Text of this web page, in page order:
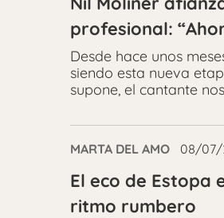
profesional:
Desde hace unos
siendo esta nueva
supone, el cantante
MARTA DEL AMO 08/07/
El eco de Estopa
ritmo rumbero